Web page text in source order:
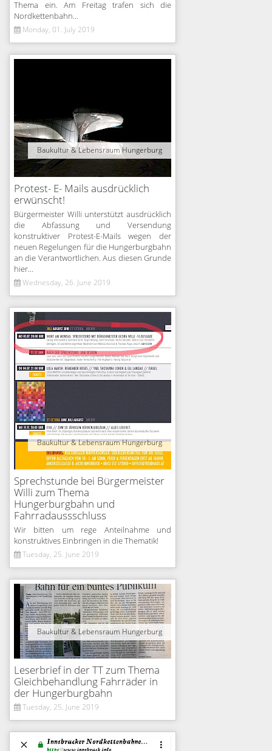
Thema ein. Am Freitag trafen sich die
Nordkettenbahn...
Monday, 01. July 2019
Baukultur & Lebensraum Hungerburg
Protest- E- Mails ausdrücklich
erwünscht!
Bürgermeister Willi unterstützt ausdrücklich
die Abfassung und Versendung
konstruktiver Protest-E-Mails wegen der
neuen Regelungen für die Hungerburgbahn
an die Verantwortlichen. Aus diesen Grunde
hier...
Wednesday, 26. June 2019
Baukultur & Lebensraum Hungerburg
Sprechstunde bei Bürgermeister
Willi zum Thema
Hungerburgbahn und
Fahrradaussschluss
Wir bitten um rege Anteilnahme und
konstruktives Einbringen in die Thematik!
Tuesday, 25. June 2019
Baukultur & Lebensraum Hungerburg
Leserbrief in der TT zum Thema
Gleichbehandlung Fahrräder in
der Hungerburgbahn
Tuesday, 25. June 2019